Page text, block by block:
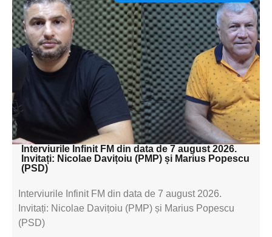
Adaugă aici textul pentru
subtitluAdaugă aici
textul pentru
subtitluAdaugă aici
textul pentru
subtitluAdaugă aici
textul pentru subti
Interviurile Infinit FM din data de 7 august 2026.
Invitați: Nicolae Davițoiu (PMP) și Marius Popescu
(PSD)
Interviurile Infinit FM din data de 7 august 2026.
Invitați: Nicolae Davițoiu (PMP) și Marius Popescu
(PSD)